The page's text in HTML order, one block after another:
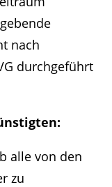
nach
durchgeführt
alle von den
zu